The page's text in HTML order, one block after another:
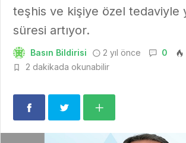
teşhis ve kişiye özel tedaviyle
süresi artıyor.
Basın Bildirisi 2 yıl önce 0
2 dakikada okunabilir